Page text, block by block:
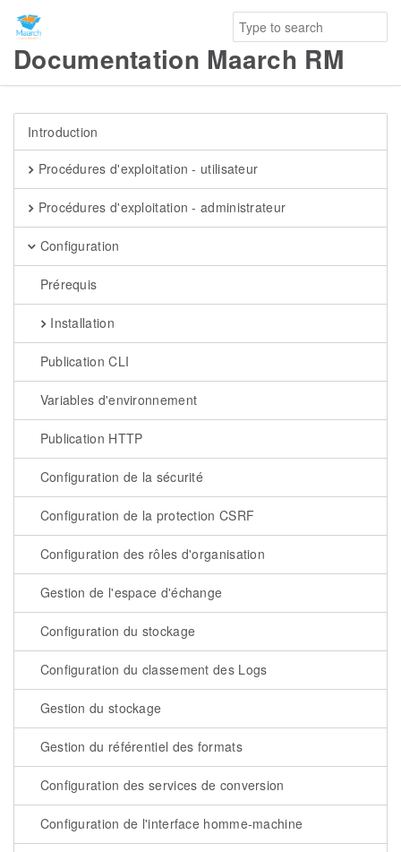
Documentation Maarch RM
Introduction
Procédures d'exploitation - utilisateur
Procédures d'exploitation - administrateur
Configuration
Prérequis
Installation
Publication CLI
Variables d'environnement
Publication HTTP
Configuration de la sécurité
Configuration de la protection CSRF
Configuration des rôles d'organisation
Gestion de l'espace d'échange
Configuration du stockage
Configuration du classement des Logs
Gestion du stockage
Gestion du référentiel des formats
Configuration des services de conversion
Configuration de l'interface homme-machine